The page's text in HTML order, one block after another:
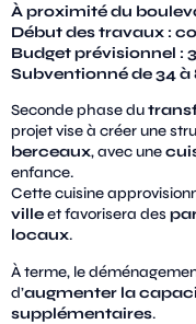
À proximité du
Début des travaux :
Budget prévisionnel :
Subventionné de 34 à
Seconde phase du
projet vise à créer une
berceaux, avec une
enfance.
Cette cuisine
villeet favorisera des
locaux.
À terme, le
d’augmenter la
supplémentaires.